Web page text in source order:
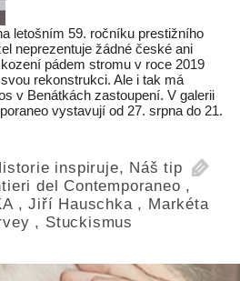
letošním 59. ročníku prestižního
neprezentuje žádné české ani
pádem stromu v roce 2019
rekonstrukci. Ale i tak má
v Benátkách zastoupení. V galerii
vystavují od 27. srpna do 21.
inspiruje, Náš tip
del Contemporaneo ,
,Jiří Hauschka, Markéta
, Stuckismus